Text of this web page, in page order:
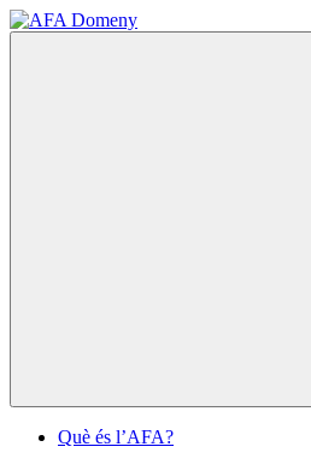
Vés
al
Què és l’AFA?